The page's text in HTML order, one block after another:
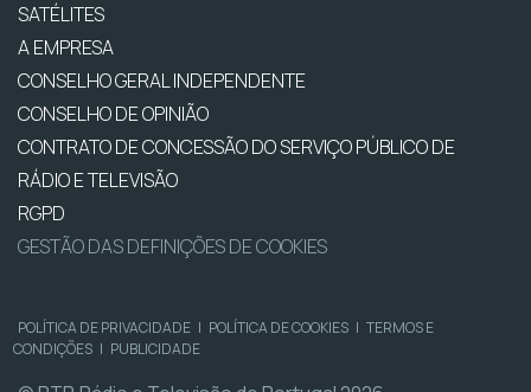
SATÉLITES
A EMPRESA
CONSELHO GERAL INDEPENDENTE
CONSELHO DE OPINIÃO
CONTRATO DE CONCESSÃO DO SERVIÇO PÚBLICO DE
RÁDIO E TELEVISÃO
RGPD
GESTÃO DAS DEFINIÇÕES DE COOKIES
POLÍTICA DE PRIVACIDADE | POLÍTICA DE COOKIES | TERMOS E
CONDIÇÕES | PUBLICIDADE